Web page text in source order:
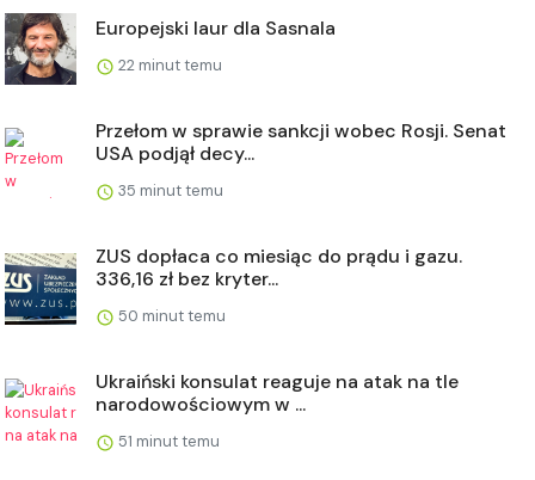
Europejski laur dla Sasnala
22 minut temu
Przełom w sprawie sankcji wobec Rosji. Senat
USA podjął decy...
35 minut temu
ZUS dopłaca co miesiąc do prądu i gazu.
336,16 zł bez kryter...
50 minut temu
Ukraiński konsulat reaguje na atak na tle
narodowościowym w ...
51 minut temu